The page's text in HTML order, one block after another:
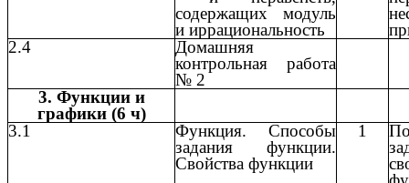
содержащих модуль
и иррациональность
2.4
Домашняя
контрольная работа
№ 2
3. Функции и
графики (6 ч)
3.1
Функция. Способы
задания функции.
Свойства функции
1